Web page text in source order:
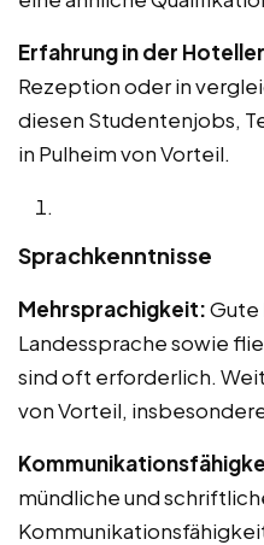
Erfahrung in der
Rezeption oder in
diesen Studentenjobs,
in Pulheim von Vorteil.
Sprachkenntnisse
Mehrsprachigkeit:Gute
Landessprache sowie
sind oft erforderlich.
von Vorteil,
mündliche und